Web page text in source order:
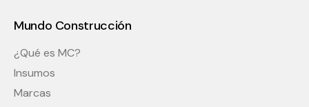
Mundo Construcción
¿Qué es MC?
Insumos
Marcas